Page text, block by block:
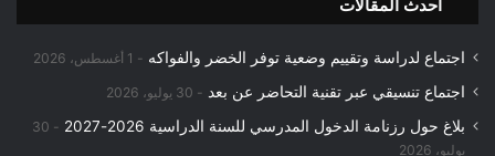
احدث المقالات
اجتماع لدراسة وتقييم وضعية توفر الخضر والفواكه 1 أغسطس، 2026
اجتماع تنسيقي عبر تقنية التحاضر عن بعد 30 يوليو، 2026
بلاغ حول رزنامة الدخول المدرسي للسنة الدراسية 2026-2027
30
يوليو، 2026